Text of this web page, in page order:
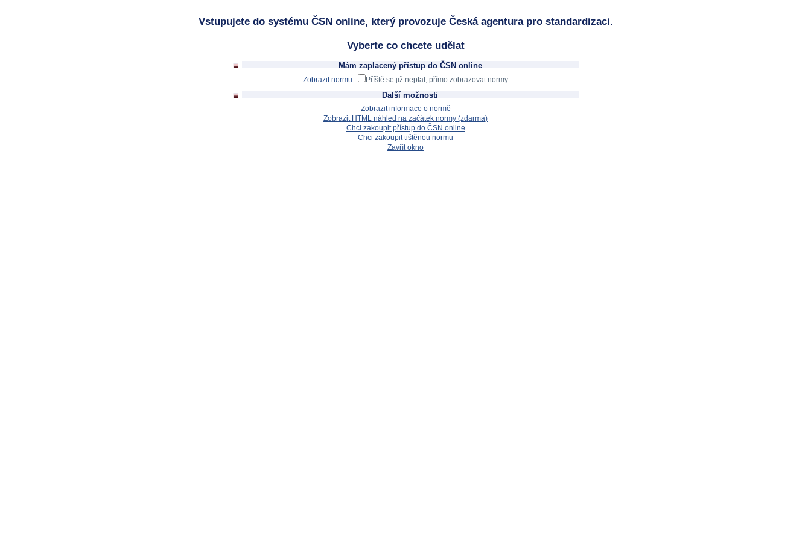
Vstupujete do systému ČSN online, který provozuje Česká agentura pro standardizaci.
Vyberte co chcete udělat
Mám zaplacený přístup do ČSN online
Zobrazit normu Příště se již neptat, přímo zobrazovat normy
Další možnosti
Zobrazit informace o normě
Zobrazit HTML náhled na začátek normy (zdarma)
Chci zakoupit přístup do ČSN online
Chci zakoupit tištěnou normu
Zavřít okno